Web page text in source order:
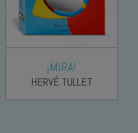
¡MIRA!
HERVÉ TULLET